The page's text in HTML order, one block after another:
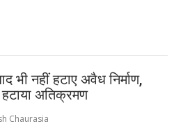
भी नहीं हटाए अवैध निर्माण,
अतिक्रमण
Chaurasia